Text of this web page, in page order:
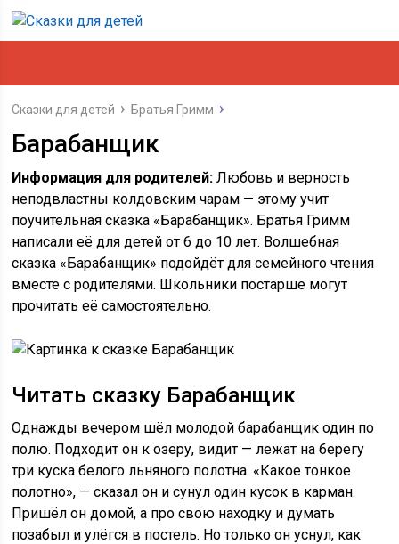
Сказки для детей Братья Гримм
Барабанщик
Информация для родителей: Любовь и верность
неподвластны колдовским чарам — этому учит
поучительная сказка «Барабанщик». Братья Гримм
написали её для детей от 6 до 10 лет. Волшебная
сказка «Барабанщик» подойдёт для семейного чтения
вместе с родителями. Школьники постарше могут
прочитать её самостоятельно.
Читать сказку Барабанщик
Однажды вечером шёл молодой барабанщик один по
полю. Подходит он к озеру, видит — лежат на берегу
три куска белого льняного полотна. «Какое тонкое
полотно», — сказал он и сунул один кусок в карман.
Пришёл он домой, а про свою находку и думать
позабыл и улёгся в постель. Но только он уснул, как